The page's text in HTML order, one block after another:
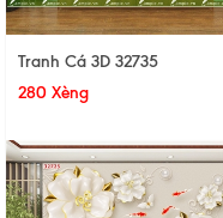
Tranh Cá 3D 32735
280 Xèng